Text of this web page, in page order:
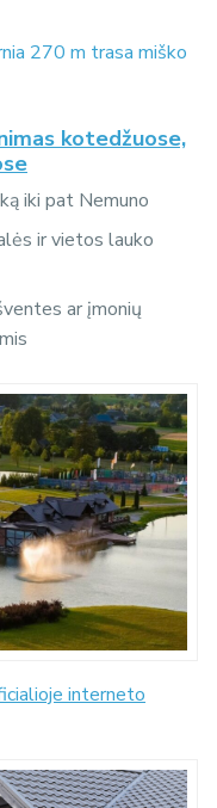
270 m trasa miško
kotedžuose,
iki pat Nemuno
ir vietos lauko
ar įmonių
interneto